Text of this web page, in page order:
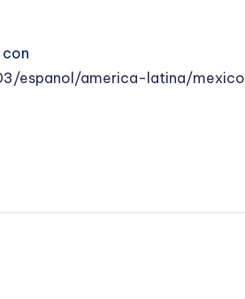
con
espanol/america-latina/